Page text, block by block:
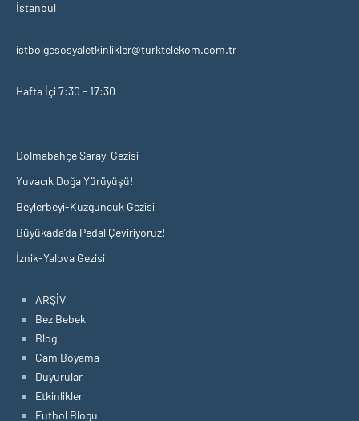
İstanbul
istbolgesosyaletkinlikler@turktelekom.com.tr
Hafta İçi 7:30 - 17:30
Dolmabahçe Sarayı Gezisi
Yuvacık Doğa Yürüyüşü!
Beylerbeyi-Kuzguncuk Gezisi
Büyükada’da Pedal Çeviriyoruz!
İznik-Yalova Gezisi
ARŞİV
Bez Bebek
Blog
Cam Boyama
Duyurular
Etkinlikler
Futbol Blogu